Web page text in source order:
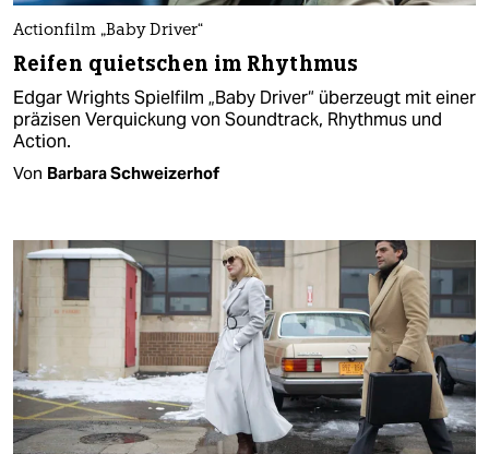
Actionfilm „Baby Driver“
Reifen quietschen im Rhythmus
Edgar Wrights Spielfilm „Baby Driver“ überzeugt mit einer
präzisen Verquickung von Soundtrack, Rhythmus und
Action.
Von Barbara Schweizerhof